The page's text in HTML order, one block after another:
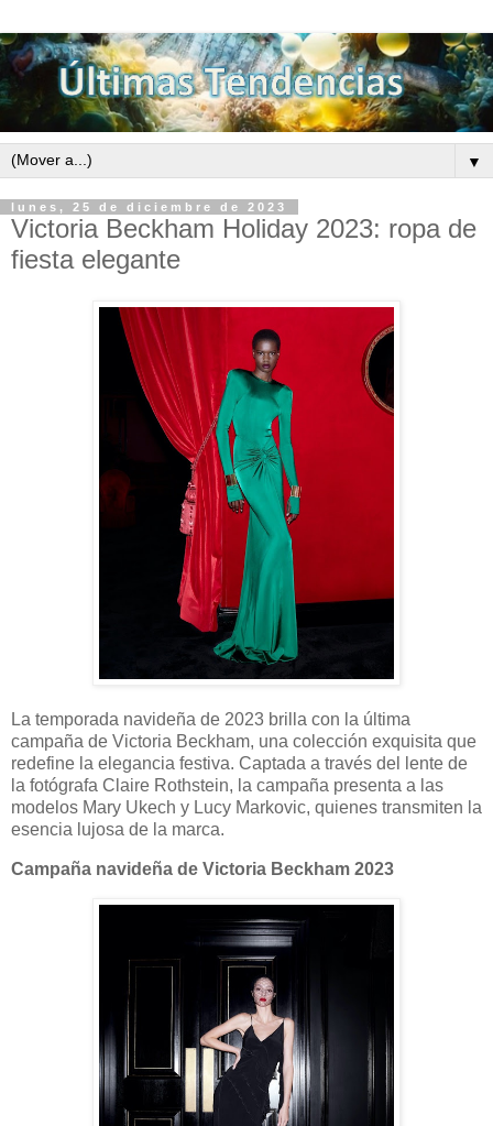
▼
lunes, 25 de diciembre de 2023
Victoria Beckham Holiday 2023: ropa de
fiesta elegante
La temporada navideña de 2023 brilla con la última
campaña de Victoria Beckham, una colección exquisita que
redefine la elegancia festiva. Captada a través del lente de
la fotógrafa Claire Rothstein, la campaña presenta a las
modelos Mary Ukech y Lucy Markovic, quienes transmiten la
esencia lujosa de la marca.
Campaña navideña de Victoria Beckham 2023